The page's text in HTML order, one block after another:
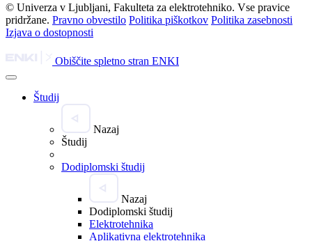
© Univerza v Ljubljani, Fakulteta za elektrotehniko. Vse pravice
pridržane. Pravno obvestilo Politika piškotkov Politika zasebnosti
Izjava o dostopnosti
Obiščite spletno stran ENKI
Študij
Nazaj
Študij
Dodiplomski študij
Nazaj
Dodiplomski študij
Elektrotehnika
Aplikativna elektrotehnika